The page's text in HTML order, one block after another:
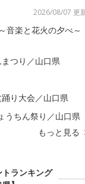
2026/08/07 更
音楽と花火の夕べ～
つり／山口県
り大会／山口県
うちん祭り／山口県
もっと見る
ランキング